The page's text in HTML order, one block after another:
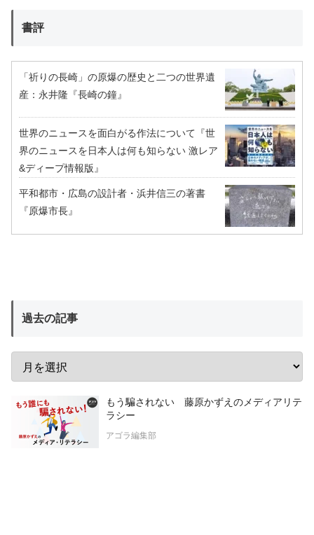
書評
「祈りの長崎」の原爆の歴史と二つの世界遺
産：永井隆『長崎の鐘』
世界のニュースを面白がる作法について『世
界のニュースを日本人は何も知らない 激レア
&ディープ情報版』
平和都市・広島の設計者・浜井信三の著書
『原爆市長』
過去の記事
もう騙されない 藤原かずえのメディアリテ
ラシー
アゴラ編集部